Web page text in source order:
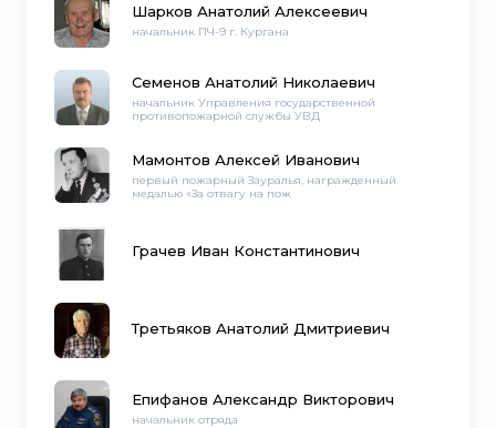
Шарков Анатолий Алексеевич
начальник ПЧ-9 г. Кургана
Семенов Анатолий Николаевич
начальник Управления государственной
противопожарной службы УВД
Мамонтов Алексей Иванович
первый пожарный Зауралья, награжденный
медалью «За отвагу на пож
Грачев Иван Константинович
Третьяков Анатолий Дмитриевич
Епифанов Александр Викторович
начальник отряда